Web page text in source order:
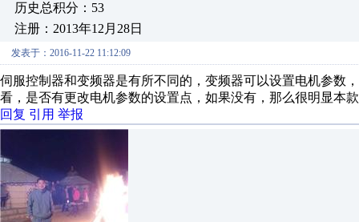
历史总积分：53
注册：2013年12月28日
发表于：2016-11-22 11:12:09
伺服控制器和变频器是有所不同的，变频器可以设置电机参数
看，是否有更改电机参数的设置点，如果没有，那么很明显本
回复 引用 举报